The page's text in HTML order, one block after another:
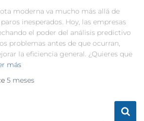
moderna va mucho más allá de
inesperados. Hoy, las empresas
el poder del análisis predictivo
problemas antes de que ocurran,
la eficiencia general. ¿Quieres que
más
5 meses